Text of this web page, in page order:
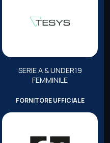
SERIE A & UNDER19
FEMMINILE
FORNITORE UFFICIALE